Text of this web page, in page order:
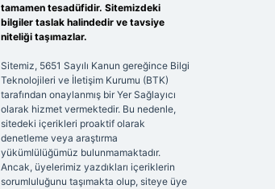
tamamen tesadüfidir. Sitemizdeki
bilgiler taslak halindedir ve tavsiye
niteliği taşımazlar.
Sitemiz, 5651 Sayılı Kanun gereğince Bilgi
Teknolojileri ve İletişim Kurumu (BTK)
tarafından onaylanmış bir Yer Sağlayıcı
olarak hizmet vermektedir. Bu nedenle,
sitedeki içerikleri proaktif olarak
denetleme veya araştırma
yükümlülüğümüz bulunmamaktadır.
Ancak, üyelerimiz yazdıkları içeriklerin
sorumluluğunu taşımakta olup, siteye üye